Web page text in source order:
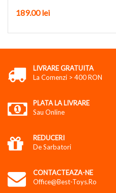
189.00lei
LIVRARE GRATUITA
La Comenzi > 400 RON
PLATA LA LIVRARE
Sau Online
REDUCERI
De Sarbatori
CONTACTEAZA-NE
Office@best-Toys.ro